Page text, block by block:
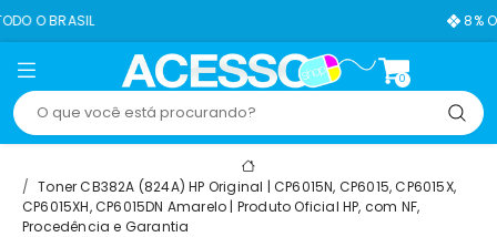
0
Toner CB382A (824A) HP Original | CP6015N, CP6015, CP6015X,
CP6015XH, CP6015DN Amarelo | Produto Oficial HP, com NF,
Procedência e Garantia